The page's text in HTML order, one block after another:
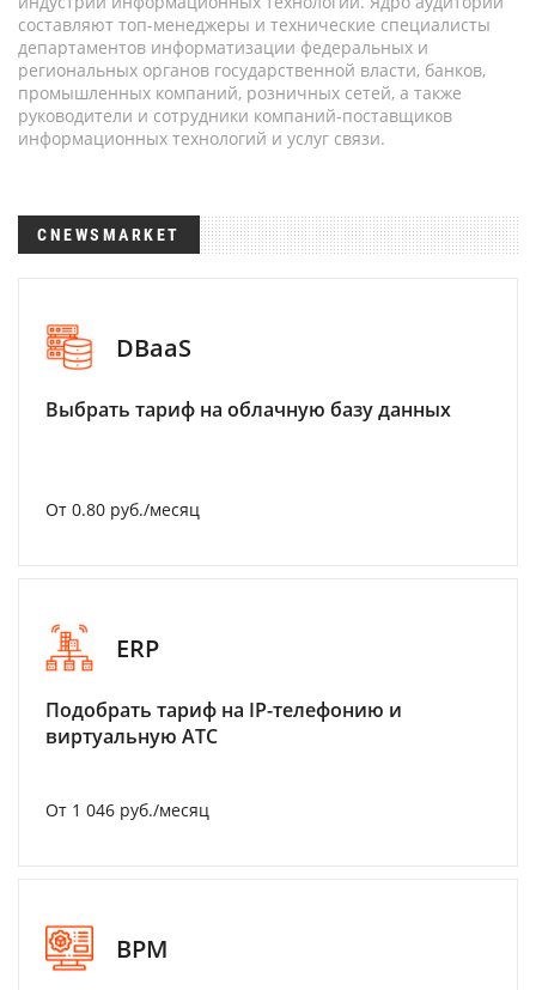
составляют топ-менеджеры и технические специалисты
департаментов информатизации федеральных и
региональных органов государственной власти, банков,
промышленных компаний, розничных сетей, а также
руководители и сотрудники компаний-поставщиков
информационных технологий и услуг связи.
CNEWSMARKET
DBaaS
Выбрать тариф на облачную базу данных
От 0.80 руб./месяц
ERP
Подобрать тариф на IP-телефонию и
виртуальную АТС
От 1 046 руб./месяц
BPM